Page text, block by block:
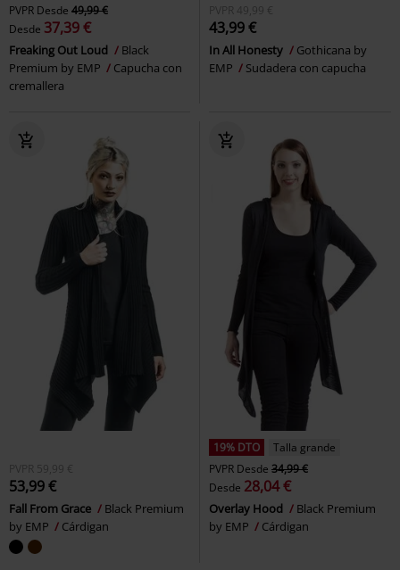
PVPR Desde 49,99 €
Desde 37,39 €
Freaking Out Loud
Black
Premium by EMP
Capucha con
cremallera
PVPR 49,99 €
43,99 €
In All Honesty
Gothicana by
EMP
Sudadera con capucha
PVPR 59,99 €
53,99 €
Fall From Grace
Black Premium
by EMP
Cárdigan
19% DTO
Talla grande
PVPR Desde 34,99 €
Desde 28,04 €
Overlay Hood
Black Premium
by EMP
Cárdigan